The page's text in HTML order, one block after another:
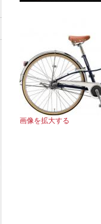
画像を拡大する